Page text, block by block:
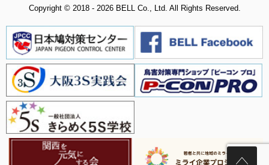
Copyright © 2018 - 2026 BELL Co., Ltd. All Rights Reserved.